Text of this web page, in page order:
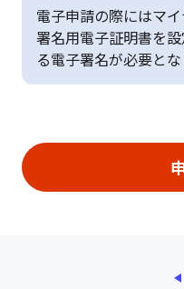
電子申請の際にはマ
署名用電子証明書を
る電子署名が必要とな